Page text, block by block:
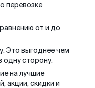
перевозке
от и до
Это выгоднее чем
одну сторону.
на лучшие
акции, скидки и